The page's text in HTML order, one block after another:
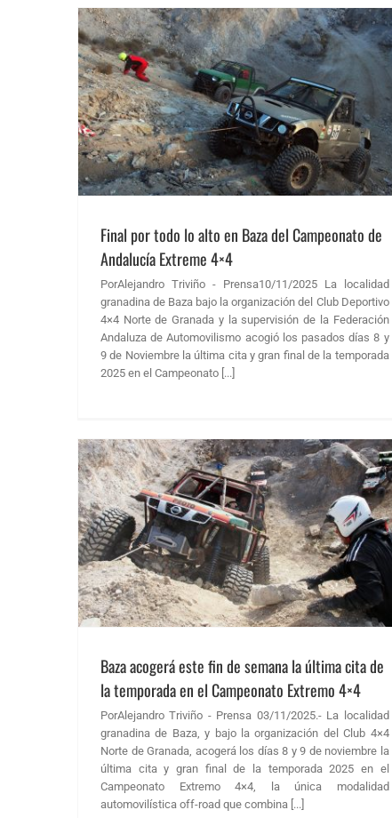
Final por todo lo alto en Baza del Campeonato de
Andalucía Extreme 4×4
PorAlejandro Triviño - Prensa10/11/2025 La localidad
granadina de Baza bajo la organización del Club Deportivo
4×4 Norte de Granada y la supervisión de la Federación
Andaluza de Automovilismo acogió los pasados días 8 y
9 de Noviembre la última cita y gran final de la temporada
2025 en el Campeonato [...]
Baza acogerá este fin de semana la última cita de
la temporada en el Campeonato Extremo 4×4
PorAlejandro Triviño - Prensa 03/11/2025.- La localidad
granadina de Baza, y bajo la organización del Club 4×4
Norte de Granada, acogerá los días 8 y 9 de noviembre la
última cita y gran final de la temporada 2025 en el
Campeonato Extremo 4×4, la única modalidad
automovilística off-road que combina [...]